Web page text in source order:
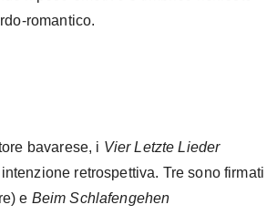
romantico.
bavarese, i Vier Letzte Lieder
retrospettiva. Tre sono firmati
e Beim Schlafengehen